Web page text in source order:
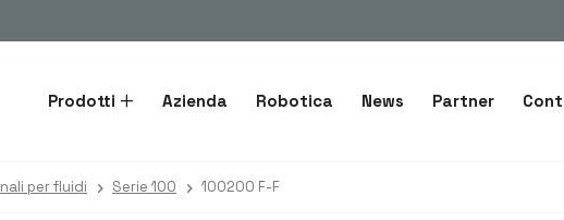
Prodotti Azienda Robotica News Partner
per fluidi Serie 100 100200 F-F